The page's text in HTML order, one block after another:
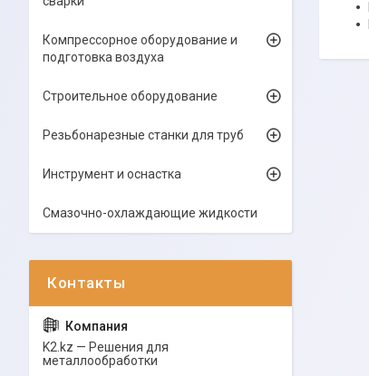
Компрессорное оборудование и
подготовка воздуха
Строительное оборудование
Резьбонарезные станки для труб
Инструмент и оснастка
Смазочно-охлаждающие жидкости
K2.kz — Решения для
металлообработки